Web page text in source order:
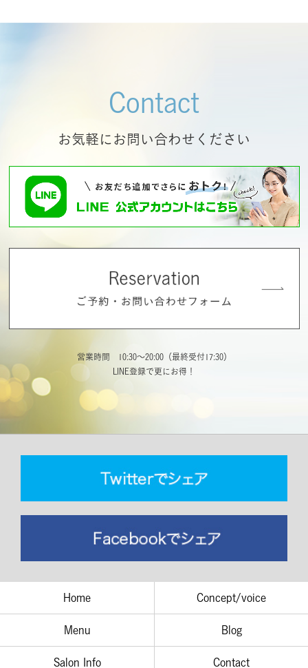
Contact
お気軽にお問い合わせください
営業時間 10:30～20:00（最終受付17:30）
LINE登録で更にお得！
Home Concept/voice
Menu Blog
Salon Info Contact